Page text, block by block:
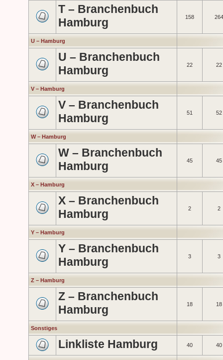
T – Branchenbuch
Hamburg
158 264
U – Hamburg
U – Branchenbuch
Hamburg
22 22
V – Hamburg
V – Branchenbuch
Hamburg
51 52
W – Hamburg
W – Branchenbuch
Hamburg
45 45
X – Hamburg
X – Branchenbuch
Hamburg
2 2
Y – Hamburg
Y – Branchenbuch
Hamburg
3 3
Z – Hamburg
Z – Branchenbuch
Hamburg
18 18
Sonstiges
Linkliste Hamburg 40 40